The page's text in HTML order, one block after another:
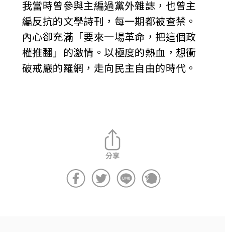
我當時曾參與主編過黨外雜誌，也曾主
編反抗的文學詩刊，每一期都被查禁。
內心卻充滿「要來一場革命，把這個政
權推翻」的激情。以極度的熱血，想衝
破戒嚴的羅網，走向民主自由的時代。